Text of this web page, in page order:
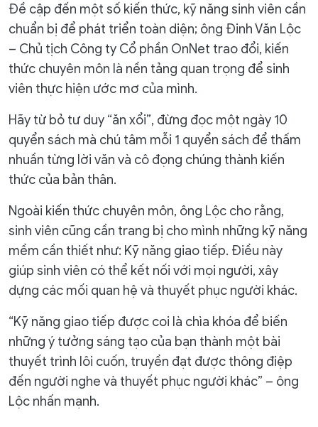
Đề cập đến một số kiến thức, kỹ năng sinh viên cần
chuẩn bị để phát triển toàn diện; ông Đinh Văn Lộc
– Chủ tịch Công ty Cổ phần OnNet trao đổi, kiến
thức chuyên môn là nền tảng quan trọng để sinh
viên thực hiện ước mơ của mình.
Hãy từ bỏ tư duy “ăn xổi”, đừng đọc một ngày 10
quyển sách mà chú tâm mỗi 1 quyển sách để thấm
nhuần từng lời văn và cô đọng chúng thành kiến
thức của bản thân.
Ngoài kiến thức chuyên môn, ông Lộc cho rằng,
sinh viên cũng cần trang bị cho mình những kỹ năng
mềm cần thiết như: Kỹ năng giao tiếp. Điều này
giúp sinh viên có thể kết nối với mọi người, xây
dựng các mối quan hệ và thuyết phục người khác.
“Kỹ năng giao tiếp được coi là chìa khóa để biến
những ý tưởng sáng tạo của bạn thành một bài
thuyết trình lôi cuốn, truyền đạt được thông điệp
đến người nghe và thuyết phục người khác” – ông
Lộc nhấn mạnh.